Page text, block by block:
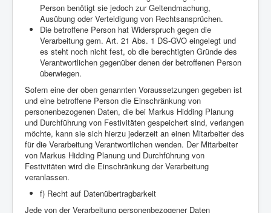
Person benötigt sie jedoch zur Geltendmachung,
Ausübung oder Verteidigung von Rechtsansprüchen.
Die betroffene Person hat Widerspruch gegen die
Verarbeitung gem. Art. 21 Abs. 1 DS-GVO eingelegt und
es steht noch nicht fest, ob die berechtigten Gründe des
Verantwortlichen gegenüber denen der betroffenen Person
überwiegen.
Sofern eine der oben genannten Voraussetzungen gegeben ist
und eine betroffene Person die Einschränkung von
personenbezogenen Daten, die bei Markus Hidding Planung
und Durchführung von Festivitäten gespeichert sind, verlangen
möchte, kann sie sich hierzu jederzeit an einen Mitarbeiter des
für die Verarbeitung Verantwortlichen wenden. Der Mitarbeiter
von Markus Hidding Planung und Durchführung von
Festivitäten wird die Einschränkung der Verarbeitung
veranlassen.
f) Recht auf Datenübertragbarkeit
Jede von der Verarbeitung personenbezogener Daten